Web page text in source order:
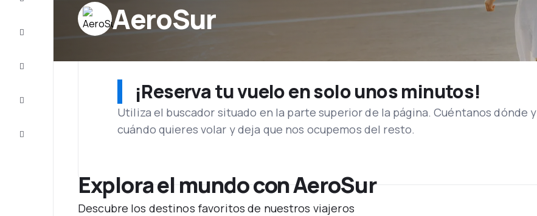
Completa
AeroSur
¡Reserva tu vuelo en solo unos minutos!
Utiliza el buscador situado en la parte superior de la página. Cuéntanos dónde y
cuándo quieres volar y deja que nos ocupemos del resto.
Explora el mundo con AeroSur
Descubre los destinos favoritos de nuestros viajeros